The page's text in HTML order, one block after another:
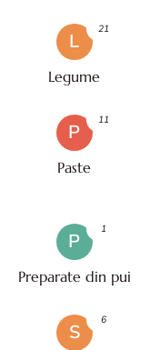
L
Legume
21
P
Paste
11
P
Preparate din pui
1
S
6